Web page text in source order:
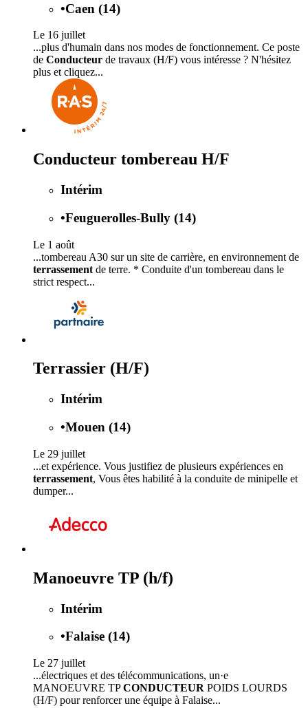
•Caen (14)
Le 16 juillet
...plus d'humain dans nos modes de fonctionnement. Ce poste
de Conducteur de travaux (H/F) vous intéresse ? N'hésitez
plus et cliquez...
Conducteur tombereau H/F
Intérim
•Feuguerolles-Bully (14)
Le 1 août
...tombereau A30 sur un site de carrière, en environnement de
terrassement de terre. * Conduite d'un tombereau dans le
strict respect...
Terrassier (H/F)
Intérim
•Mouen (14)
Le 29 juillet
...et expérience. Vous justifiez de plusieurs expériences en
terrassement, Vous êtes habilité à la conduite de minipelle et
dumper...
Manoeuvre TP (h/f)
Intérim
•Falaise (14)
Le 27 juillet
...électriques et des télécommunications, un·e
MANOEUVRE TPCONDUCTEUR POIDS LOURDS
(H/F) pour renforcer une équipe à Falaise...